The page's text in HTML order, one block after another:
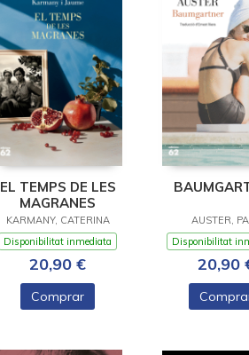
EL TEMPS DE LES
MAGRANES
KARMANY, CATERINA
Disponibilitat inmediata
20,90 €
Comprar
AUSTER,
Disponibilitat
20,90